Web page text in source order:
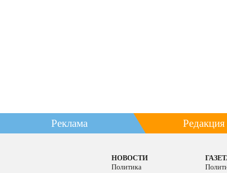
Реклама Редакция
НОВОСТИ
Политика